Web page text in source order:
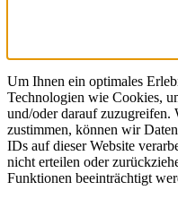
Um Ihnen ein optimales
Technologien wie Cookies,
und/oder darauf zuzugreifen.
zustimmen, können wir
IDs auf dieser Website
nicht erteilen oder
Funktionen beeinträchtigt